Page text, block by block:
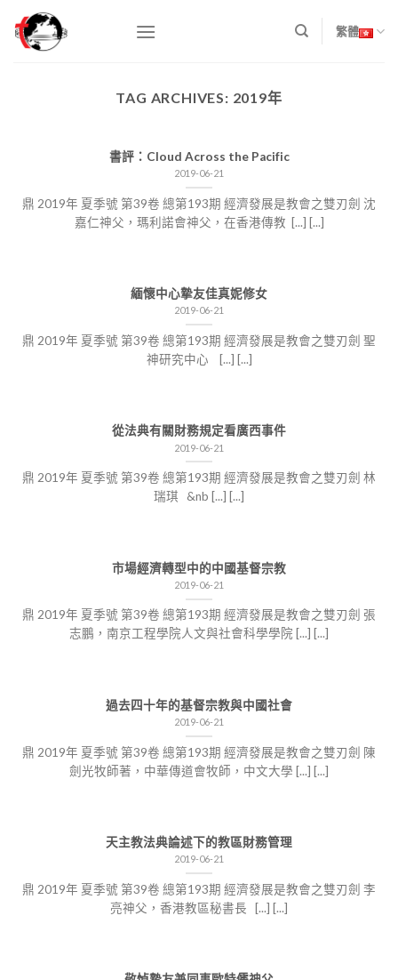
content
繁體
TAG ARCHIVES: 2019年
書評：Cloud Across the Pacific
2019-06-21
鼎 2019年 夏季號 第39卷 總第193期 經濟發展是教會之雙刃劍 沈
嘉仁神父，瑪利諾會神父，在香港傳教 [...] [...]
緬懷中心摯友佳真妮修女
2019-06-21
鼎 2019年 夏季號 第39卷 總第193期 經濟發展是教會之雙刃劍 聖
神研究中心 [...] [...]
從法典有關財務規定看廣西事件
2019-06-21
鼎 2019年 夏季號 第39卷 總第193期 經濟發展是教會之雙刃劍 林
瑞琪 &nb [...] [...]
市場經濟轉型中的中國基督宗教
2019-06-21
鼎 2019年 夏季號 第39卷 總第193期 經濟發展是教會之雙刃劍 張
志鵬，南京工程學院人文與社會科學學院 [...] [...]
過去四十年的基督宗教與中國社會
2019-06-21
鼎 2019年 夏季號 第39卷 總第193期 經濟發展是教會之雙刃劍 陳
劍光牧師著，中華傳道會牧師，中文大學 [...] [...]
天主教法典論述下的教區財務管理
2019-06-21
鼎 2019年 夏季號 第39卷 總第193期 經濟發展是教會之雙刃劍 李
亮神父，香港教區秘書長 [...] [...]